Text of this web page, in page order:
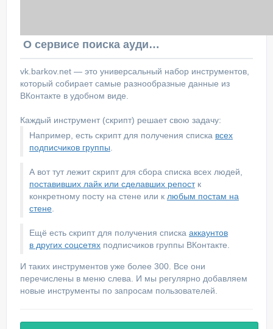
О сервисе поиска аудитории ВКонтакте
vk.barkov.net — это универсальный набор инструментов,
который собирает самые разнообразные данные из
ВКонтакте в удобном виде.
Каждый инструмент (скрипт) решает свою задачу:
Например, есть скрипт для получения списка всех
подписчиков группы
А вот тут лежит скрипт для сбора списка всех людей,
поставивших лайк или сделавших репостк
конкретному посту на стене или к любым постам на
стене
Ещё есть скрипт для получения списка аккаунтов
в других соцсетях подписчиков группы ВКонтакте.
И таких инструментов уже более 300. Все они
перечислены в меню слева. И мы регулярно добавляем
новые инструменты по запросам пользователей.